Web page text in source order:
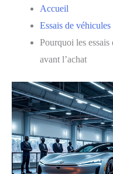
Accueil
Essais de véhicules
Pourquoi les essais
avant l’achat